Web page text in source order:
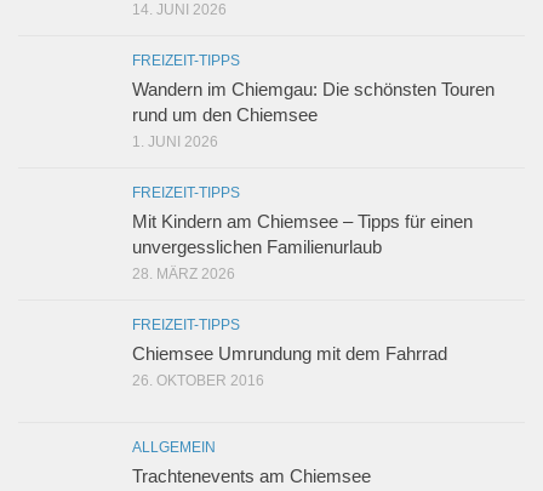
14. JUNI 2026
FREIZEIT-TIPPS
Wandern im Chiemgau: Die schönsten Touren
rund um den Chiemsee
1. JUNI 2026
FREIZEIT-TIPPS
Mit Kindern am Chiemsee – Tipps für einen
unvergesslichen Familienurlaub
28. MÄRZ 2026
FREIZEIT-TIPPS
Chiemsee Umrundung mit dem Fahrrad
26. OKTOBER 2016
ALLGEMEIN
Trachtenevents am Chiemsee